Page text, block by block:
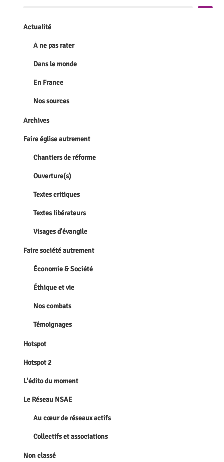
Actualité
À ne pas rater
Dans le monde
En France
Nos sources
Archives
Faire église autrement
Chantiers de réforme
Ouverture(s)
Textes critiques
Textes libérateurs
Visages d'évangile
Faire société autrement
Économie & Société
Éthique et vie
Nos combats
Témoignages
Hotspot
Hotspot 2
L'édito du moment
Le Réseau NSAE
Au cœur de réseaux actifs
Collectifs et associations
Non classé